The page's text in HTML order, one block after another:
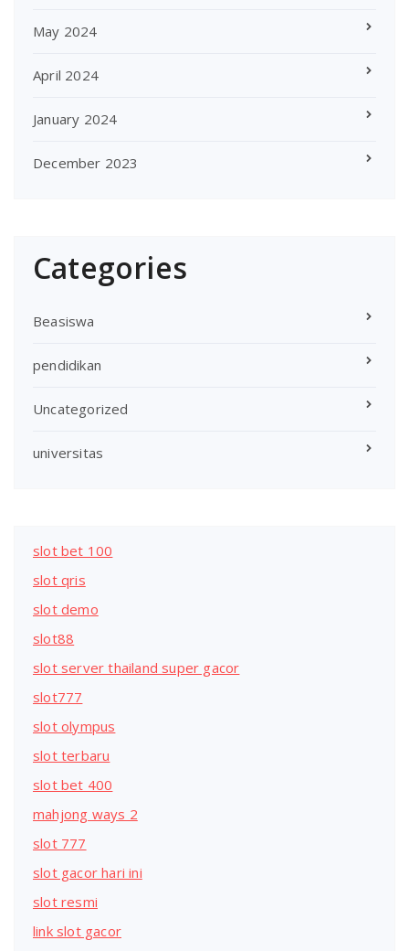
May 2024
April 2024
January 2024
December 2023
Categories
Beasiswa
pendidikan
Uncategorized
universitas
slot bet 100
slot qris
slot demo
slot88
slot server thailand super gacor
slot777
slot olympus
slot terbaru
slot bet 400
mahjong ways 2
slot 777
slot gacor hari ini
slot resmi
link slot gacor